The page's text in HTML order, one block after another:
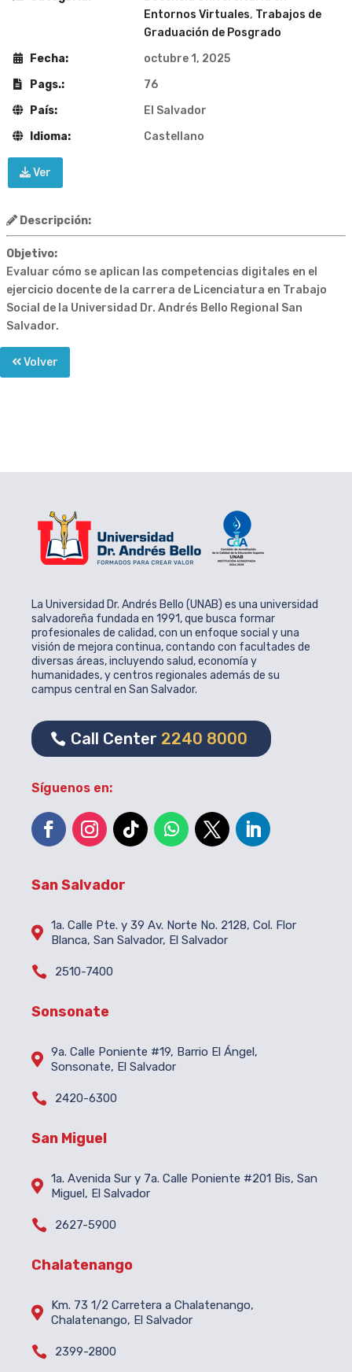
Entornos Virtuales, Trabajos de
Graduación de Posgrado
Fecha:
octubre 1, 2025
Pags.:
76
País:
El Salvador
Idioma:
Castellano
Ver
Descripción:
Objetivo:
Evaluar cómo se aplican las competencias digitales en el
ejercicio docente de la carrera de Licenciatura en Trabajo
Social de la Universidad Dr. Andrés Bello Regional San
Salvador.
Volver
La Universidad Dr. Andrés Bello (UNAB) es una universidad
salvadoreña fundada en 1991, que busca formar
profesionales de calidad, con un enfoque social y una
visión de mejora continua, contando con facultades de
diversas áreas, incluyendo salud, economía y
humanidades, y centros regionales además de su
campus central en San Salvador.
Call Center 2240 8000
Síguenos en:
San Salvador
 1a. Calle Pte. y 39 Av. Norte No. 2128, Col. Flor
Blanca, San Salvador, El Salvador
 2510-7400
Sonsonate
 9a. Calle Poniente #19, Barrio El Ángel,
Sonsonate, El Salvador
 2420-6300
San Miguel
 1a. Avenida Sur y 7a. Calle Poniente #201 Bis, San
Miguel, El Salvador
 2627-5900
Chalatenango

Km. 73 1/2 Carretera a Chalatenango,
Chalatenango, El Salvador
 2399-2800